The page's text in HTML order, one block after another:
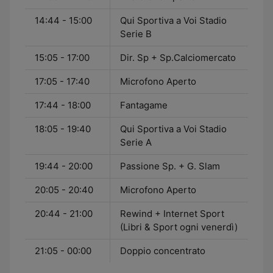
14:44 - 15:00
Qui Sportiva a Voi Stadio
Serie B
15:05 - 17:00 Dir. Sp + Sp.Calciomercato
17:05 - 17:40 Microfono Aperto
17:44 - 18:00 Fantagame
18:05 - 19:40
Qui Sportiva a Voi Stadio
Serie A
19:44 - 20:00 Passione Sp. + G. Slam
20:05 - 20:40 Microfono Aperto
20:44 - 21:00
Rewind + Internet Sport
(Libri & Sport ogni venerdì)
21:05 - 00:00 Doppio concentrato